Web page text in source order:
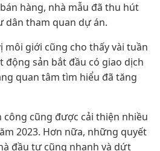
hàng, nhà mẫu đã thu hút
dân tham quan dự án.
môi giới cũng cho thấy vài tuần
động sản bắt đầu có giao dịch
quan tâm tìm hiểu đã tăng
cũng được cải thiện nhiều
2023. Hơn nữa, những quyết
đầu tư cũng nhanh và dứt